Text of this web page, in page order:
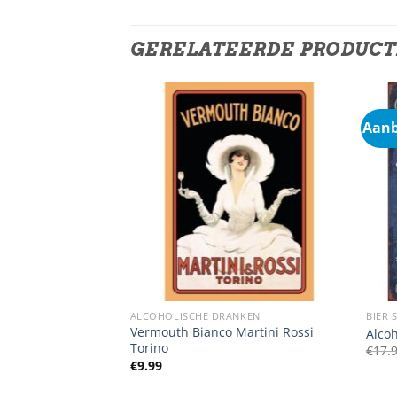
GERELATEERDE
ALCOHOLISCHE DRANKEN
Vermouth Bianco Martini Rossi
Torino
€9.99
BIER
€